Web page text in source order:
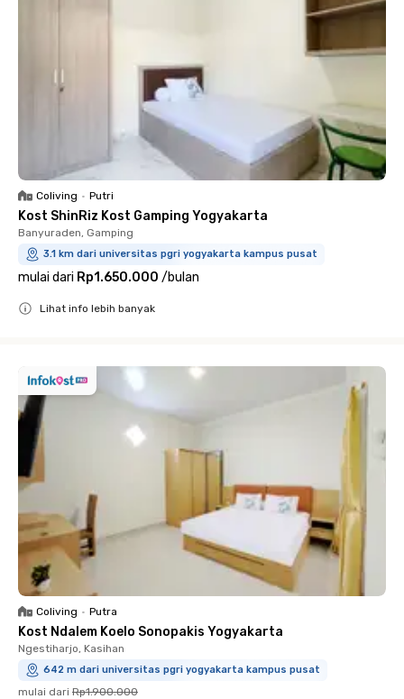
Coliving • Putri
Kost ShinRiz Kost Gamping Yogyakarta
Banyuraden, Gamping
3.1 km dari universitas pgri yogyakarta kampus pusat
mulai dari Rp1.650.000 /bulan
Lihat info lebih banyak
Coliving • Putra
Kost Ndalem Koelo Sonopakis Yogyakarta
Ngestiharjo, Kasihan
642 m dari universitas pgri yogyakarta kampus pusat
mulai dari Rp1.900.000